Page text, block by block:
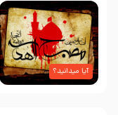
آیا میدانید؟